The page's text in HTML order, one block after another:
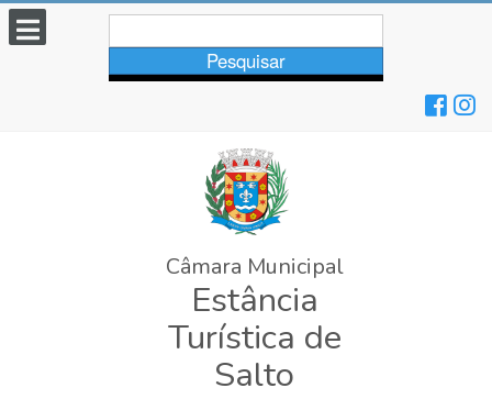
Pesquisar
Câmara Municipal
Estância
Turística de
Salto